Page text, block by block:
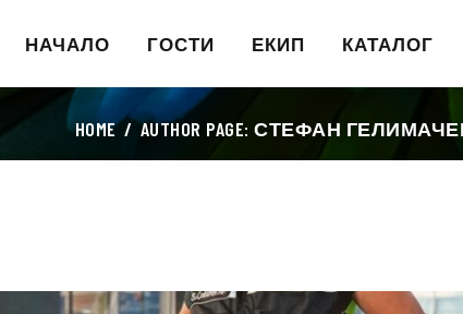
НАЧАЛО ГОСТИ ЕКИП КАТАЛОГ
HOME AUTHOR PAGE: СТЕФАН
НАЧАЛО
ГОСТИ
ЕКИП